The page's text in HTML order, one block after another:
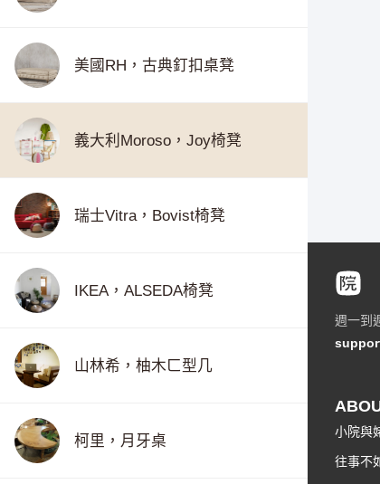
美國RH，古典釘扣桌凳
義大利Moroso，Joy椅凳
瑞士Vitra，Bovist椅凳
IKEA，ALSEDA椅凳
山林希，柚木ㄈ型几
柯里，月牙桌
週一到
小院與
往事不